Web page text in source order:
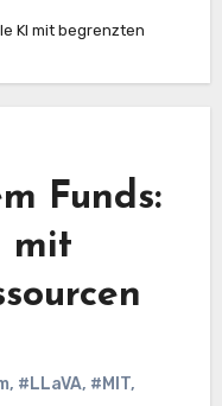
KI mit begrenzten
Funds:
mit
, #LLaVA, #MIT,